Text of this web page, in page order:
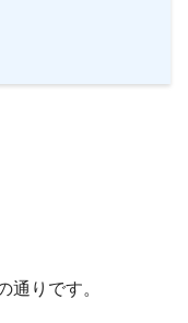
通りです。